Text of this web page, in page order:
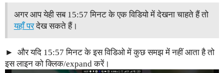
अगर आप येही सब 15:57 मिनट के एक विडियो में देखना चाहते हैं तो
यहाँ परदेख सकते हैं।
और यदि 15:57 मिनट के इस विडिओ में कुछ समझ में नहीं आता है तो
इस लाइन को क्लिक/expand करें।